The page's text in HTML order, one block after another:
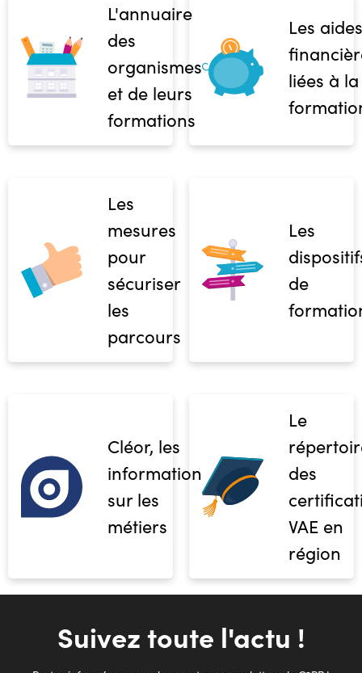
L'annuaire
des
organismes
et de leurs
formations
Les aides
liées à la
Les
mesures
pour
sécuriser
les
parcours
Les
de
Cléor, les
informations
sur les
métiers
Le
des
VAE en
région
Suivez toute l'actu !